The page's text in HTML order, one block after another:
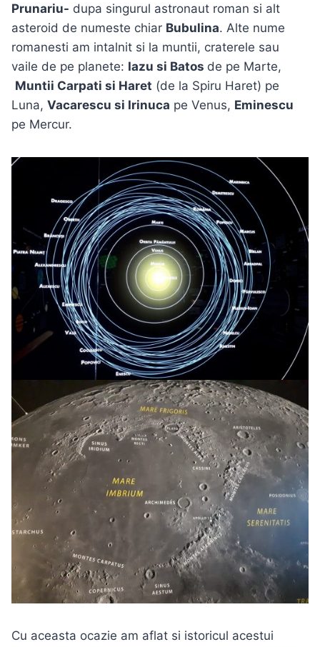
Prunariu- dupa singurul astronaut roman si alt
asteroid de numeste chiar Bubulina. Alte nume
romanesti am intalnit si la muntii, craterele sau
vaile de pe planete: Iazu si Batos de pe Marte,
Muntii Carpati si Haret (de la Spiru Haret) pe
Luna, Vacarescu si Irinuca pe Venus, Eminescu
pe Mercur.
Cu aceasta ocazie am aflat si istoricul acestui